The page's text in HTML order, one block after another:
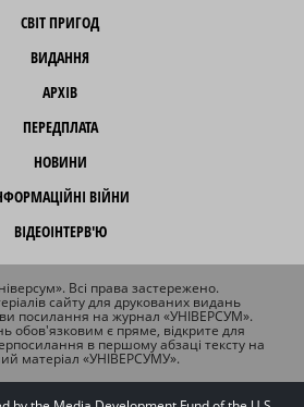
СВІТ ПРИГОД
ВИДАННЯ
АРХІВ
ПЕРЕДПЛАТА
НОВИНИ
ВІЙНИ
ВІДЕОІНТЕРВ'Ю
Всі права застережено.
сайту для друкованих видань
посилання на журнал «УНІВЕРСУМ».
обов'язковим є пряме, відкрите для
в першому абзаці тексту на
матеріал «УНІВЕРСУМУ».